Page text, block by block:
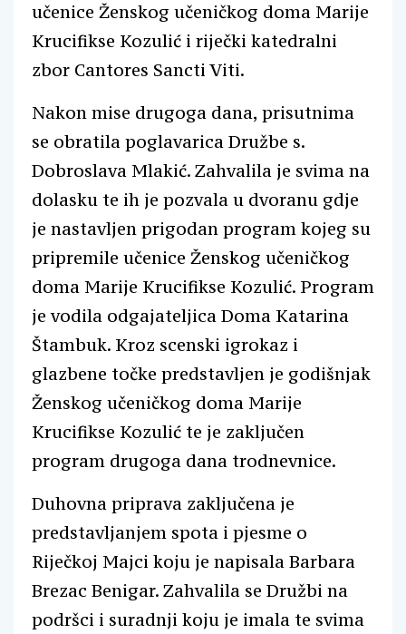
učenice Ženskog učeničkog doma Marije
Krucifikse Kozulić i riječki katedralni
zbor Cantores Sancti Viti.
Nakon mise drugoga dana, prisutnima
se obratila poglavarica Družbe s.
Dobroslava Mlakić. Zahvalila je svima na
dolasku te ih je pozvala u dvoranu gdje
je nastavljen prigodan program kojeg su
pripremile učenice Ženskog učeničkog
doma Marije Krucifikse Kozulić. Program
je vodila odgajateljica Doma Katarina
Štambuk. Kroz scenski igrokaz i
glazbene točke predstavljen je godišnjak
Ženskog učeničkog doma Marije
Krucifikse Kozulić te je zaključen
program drugoga dana trodnevnice.
Duhovna priprava zaključena je
predstavljanjem spota i pjesme o
Riječkoj Majci koju je napisala Barbara
Brezac Benigar. Zahvalila se Družbi na
podršci i suradnji koju je imala te svima